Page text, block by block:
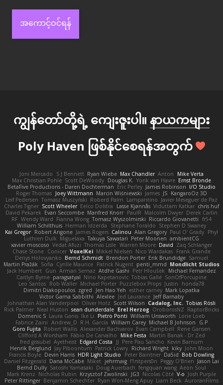
အကောင့်ဝင်ရန်
ကျွန်တော်တို့ရဲ့ ကျေးဇူးပါ။ နာယကများ
Poly Haven ဖြစ်နိုင်စေရန်အတွက်
Joni Mercado S J Bennett Ryan Wiebe Max Chandler Anton
Mike Verta
Max Christian Pohle Scott DeWoody Douglas K. Yorik van Havre Ernst Bronde
BetaFive Productions - Daren Dochterman Eric Perley James Robinson I/O Studio
Roger Thomas Joey Wittmann Marcin Wiśniewski James JS KangaroOz 3D
Leif Pedersen Tomasz Muszyński Roberd Palm Lampantino Javier Meseguer de Paz
Charles Tigner Scott Wheeler Eelco Dolstra Lasse Kjønnås Viduttam Katkar chris huf
David Pekarek Evan Seccombe Manfred Knorr PaulR Malcolm Dwyer Derek Carlin
RF Wendy Ward Fianna Wong Tomasz Wyszolmirski Riccardo Giovanetti fr54
William Schilthuis Herman Idzerda Stephane Toraldo Stephen D Swaney
Kai Gregor Robert Angone James Rogers Calinou Alan Gregory Paul O' Grady Phyl
Luthien Dulk Miguelaxa Takuya Sawatari Peter Moonen ambientCG
xavier moscoso Vedat Afuzi Thomas Lisle Warren Moore David Zaq Schlanger
Chase Stone Conicer VoxelKei Mikkel Nielsen Nico Wardakas Frank Grande
Denys Holovyanko Bernd Schmidt Brendon Porter Erik Brundidge Samuel
Martin Pražák Sofia Cyrille Maurice Patrick Nugent penti_mmd Mondlicht Studios
Jack Humbert Gun Arman Sernaz Atdhe Gashi Petr Hloušek
Michael Fernandez
Caitlyn Byrne paragsatyal Nino Kapetanovic Tobias Gallé SonOfPorcupine
Leo Santos Rob Waller Michael Porter Puzzlebox Props Justin
honda78
Dimitri Diakopoulos zgred Jen Hao Yeh esther carney Mark Lopatka
Victor Gama Sabbithi Alexlee Jed Laurance Jeff Barnaby
Johnathan Alan Vanderpool Oliver Hotz Scott Wilson Cadalog, Inc. Tobias Rösli
Rick Palmer Neal Huston sean dunderdale Erel Herzog OroborosNZ RaptorBricks
Domenic S Laura Ganis Ike Li Pietro Ponti William Unsworth Lorie Loeb
Fabrice Zaini Andrew_D R.H. García William Carey Michael B Johnson
G.P
Goro Fujita Robert Wallis Alexander Bachvarov Evan Campbell Rene Gansen
Clifford A Worsham Fábio De Carvalho Mike Festa Martin Banak - Dr Zed
fred gissubel Ayetheist Edgard Costa JJ Pere Pau Sancho Kevin Barnum
Henrik Berglund Jay Piboontum Patrick Lowry Richard Wright kiky John Moon
Francis Boyle Devin Harris HDR Light Studio Peter Baintner Da5id Bob Dowling
Daniel Fitzgerald Dana McCabe Miket jehrmaig f1rstpers0n Peggy O'Brien Jason Lai
Bernd Dully Satoshi Yamasaki Doug Auerbach fengquan wang Aeon Soul
Mark Krenz Nicholas Rubin Krzysztof Zwolinski JG3 Nicolas Côté V-o Josh Purple
Peter Rittinger Benjamin Schechter Ryan Won-Meng Apuy Liam Beck AuroranFilms